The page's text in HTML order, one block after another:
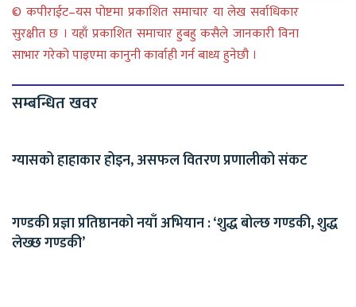
© कपीराईट–यस पोष्टमा प्रकाशित समाचार या लेख सर्वाधिकार
सुरक्षीत छ । यहाँ प्रकाशित समाचार हुबहु कसैले जानकारी विना
साभार गरेको पाइएमा कानुनी कार्वाही गर्न बाध्य हुनेछौ ।
सम्बन्धित खवर
ग्यासको हाहाकार होइन, असफल वितरण प्रणालीको संकट
गण्डकी प्रज्ञा प्रतिष्ठानको नयाँ अभियान : ‘शुद्ध बोल्छ गण्डकी, शुद्ध
लेख्छ गण्डकी’